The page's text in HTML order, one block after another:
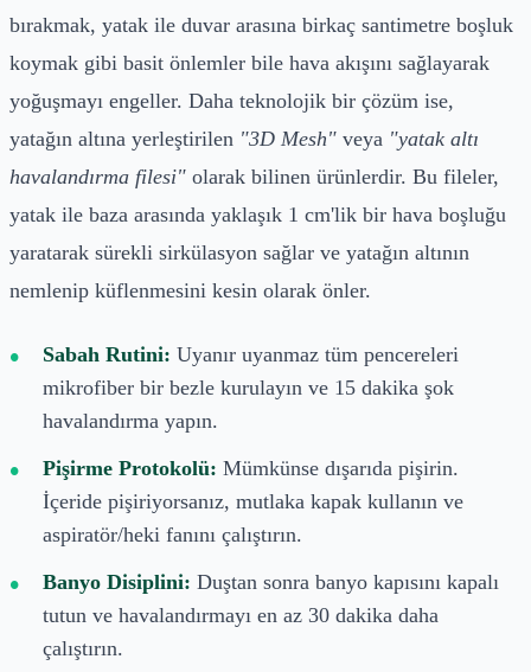
bırakmak, yatak ile duvar arasına birkaç santimetre boşluk
koymak gibi basit önlemler bile hava akışını sağlayarak
yoğuşmayı engeller. Daha teknolojik bir çözüm ise,
yatağın altına yerleştirilen "3D Mesh" veya "yatak altı
havalandırma filesi" olarak bilinen ürünlerdir. Bu fileler,
yatak ile baza arasında yaklaşık 1 cm'lik bir hava boşluğu
yaratarak sürekli sirkülasyon sağlar ve yatağın altının
nemlenip küflenmesini kesin olarak önler.
Sabah Rutini: Uyanır uyanmaz tüm pencereleri
mikrofiber bir bezle kurulayın ve 15 dakika şok
havalandırma yapın.
Pişirme Protokolü: Mümkünse dışarıda pişirin.
İçeride pişiriyorsanız, mutlaka kapak kullanın ve
aspiratör/heki fanını çalıştırın.
Banyo Disiplini: Duştan sonra banyo kapısını kapalı
tutun ve havalandırmayı en az 30 dakika daha
çalıştırın.